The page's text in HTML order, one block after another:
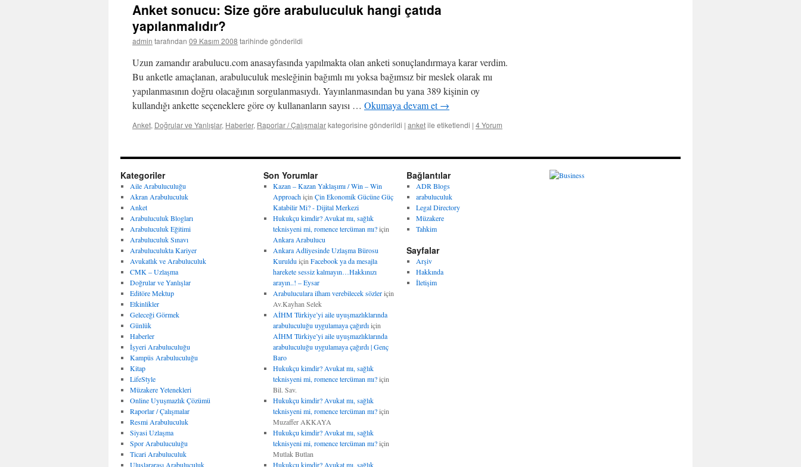
Anket sonucu: Size göre arabuluculuk hangi çatıda
yapılanmalıdır?
admin tarafından 09 Kasım 2008 tarihinde gönderildi
Uzun zamandır arabulucu.com anasayfasında yapılmakta olan anketi sonuçlandırmaya karar verdim.
Bu anketle amaçlanan, arabuluculuk mesleğinin bağımlı mı yoksa bağımsız bir meslek olarak mı
yapılanmasının doğru olacağının sorgulanmasıydı. Yayınlanmasından bu yana 389 kişinin oy
kullandığı ankette seçeneklere göre oy kullananların sayısı … Okumaya devam et→
Anket, Doğrular ve Yanlışlar, Haberler, Raporlar / Çalışmalarkategorisine gönderildi | anketile etiketlendi | 4 Yorum
Kategoriler
Aile Arabuluculuğu
Akran Arabuluculuk
Anket
Arabuluculuk Blogları
Arabuluculuk Eğitimi
Arabuluculuk Sınavı
Arabuluculukta Kariyer
Avukatlık ve Arabuluculuk
CMK – Uzlaşma
Doğrular ve Yanlışlar
Editöre Mektup
Etkinlikler
Geleceği Görmek
Günlük
Haberler
İşyeri Arabuluculuğu
Kampüs Arabuluculuğu
Kitap
LifeStyle
Müzakere Yetenekleri
Online Uyuşmazlık Çözümü
Raporlar / Çalışmalar
Resmi Arabuluculuk
Siyasi Uzlaşma
Spor Arabuluculuğu
Ticari Arabuluculuk
Uluslararası Arabuluculuk
Son Yorumlar
Kazan – Kazan Yaklaşımı / Win – Win
Approachiçin Çin Ekonomik Gücüne Güç
Katabilir Mi? - Dijital Merkezi
Hukukçu kimdir? Avukat mı, sağlık
teknisyeni mi, romence tercüman mı?için
Ankara Arabulucu
Ankara Adliyesinde Uzlaşma Bürosu
Kuruldu için Facebook ya da mesajla
harekete sessiz kalmayın…Hakkınızı
arayın..! – Eysar
Arabuluculara ilham verebilecek sözleriçin
Av.Kayhan Selek
AİHM Türkiye’yi aile uyuşmazlıklarında
arabuluculuğu uygulamaya çağırdıiçin
AİHM Türkiye’yi aile uyuşmazlıklarında
arabuluculuğu uygulamaya çağırdı | Genç
Baro
Hukukçu kimdir? Avukat mı, sağlık
teknisyeni mi, romence tercüman mı?için
Bil. Sav.
Hukukçu kimdir? Avukat mı, sağlık
teknisyeni mi, romence tercüman mı?için
Muzaffer AKKAYA
Hukukçu kimdir? Avukat mı, sağlık
teknisyeni mi, romence tercüman mı?için
Mutlak Butlan
Hukukçu kimdir? Avukat mı, sağlık
Bağlantılar
ADR Blogs
arabuluculuk
Legal Directory
Müzakere
Tahkim
Sayfalar
Arşiv
Hakkında
İletişim